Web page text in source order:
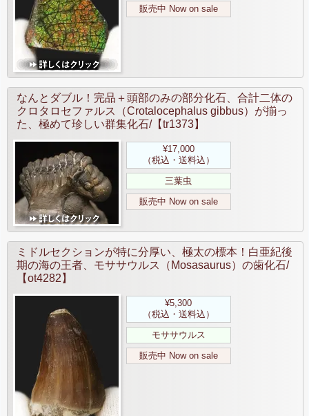
販売中 Now on sale
なんとダブル！完品＋頭部のみの部分化石、合計二体の
クロタロセファルス（Crotalocephalus gibbus）が揃っ
た、極めて珍しい群集化石/【tr1373】
¥17,000
（税込・送料込）
三葉虫
販売中 Now on sale
ミドルセクションが特に分厚い、極太の標本！白亜紀後
期の海の王者、モササウルス（Mosasaurus）の歯化石/
【ot4282】
¥5,300
（税込・送料込）
モササウルス
販売中 Now on sale